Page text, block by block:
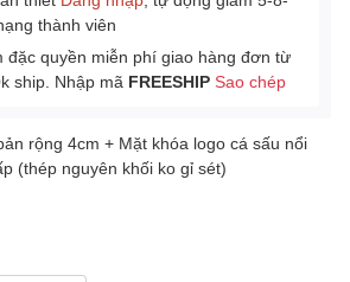
thành viên
đặc quyền miễn phí giao hàng đơn từ
ship. Nhập mã FREESHIP Sao chép
rộng 4cm + Mặt khóa logo cá sấu nổi
(thép nguyên khối ko gỉ sét)